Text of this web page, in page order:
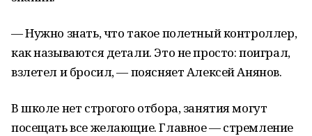
— Нужно знать, что такое полетный контроллер,
как называются детали. Это не просто: поиграл,
взлетел и бросил, — поясняет Алексей Анянов.
В школе нет строгого отбора, занятия могут
посещать все желающие. Главное — стремление